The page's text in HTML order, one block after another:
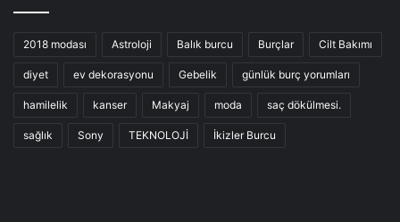
2018 modası Astroloji Balık burcu Burçlar Cilt Bakımı
diyet ev dekorasyonu Gebelik günlük burç yorumları
hamilelik kanser Makyaj moda saç dökülmesi.
sağlık Sony TEKNOLOJİ İkizler Burcu